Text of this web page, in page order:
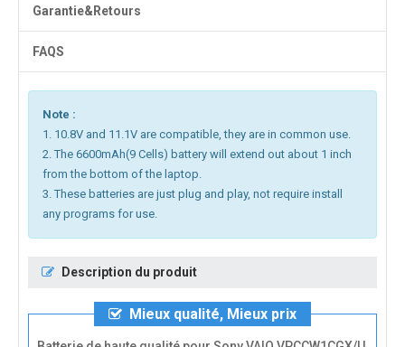
Garantie&Retours
FAQS
Note :
1. 10.8V and 11.1V are compatible, they are in common use.
2. The 6600mAh(9 Cells) battery will extend out about 1 inch
from the bottom of the laptop.
3. These batteries are just plug and play, not require install
any programs for use.
Description du produit
Mieux qualité, Mieux prix